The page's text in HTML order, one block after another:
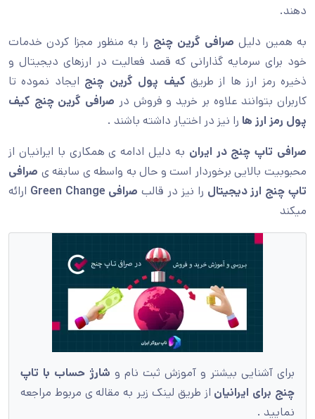
دهند.
به همین دلیل صرافی گرین چنج را به منظور مجزا کردن خدمات
خود برای سرمایه گذارانی که قصد فعالیت در ارزهای دیجیتال و
ذخیره رمز ارز ها از طریق کیف پول گرین چنج ایجاد نموده تا
کاربران بتوانند علاوه بر خرید و فروش در صرافی گرین چنج کیف
پول رمز ارز ها را نیز در اختیار داشته باشند .
صرافی تاپ چنج در ایران به دلیل ادامه ی همکاری با ایرانیان از
محبوبیت بالایی برخوردار است و حال به واسطه ی سابقه ی صرافی
تاپ چنج ارز دیجیتال را نیز در قالب صرافی Green Change ارائه
میکند
برای آشنایی بیشتر و آموزش ثبت نام و شارژ حساب با تاپ
چنج برای ایرانیان از طریق لینک زیر به مقاله ی مربوط مراجعه
نمایید .